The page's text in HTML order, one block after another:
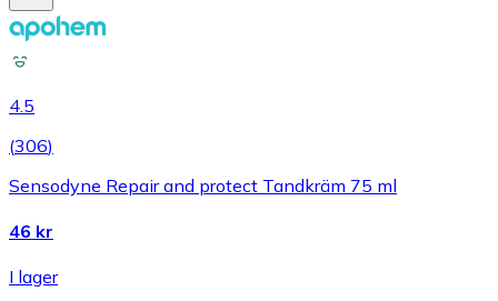
4.5
(306)
Sensodyne Repair and protect Tandkräm 75 ml
46 kr
I lager